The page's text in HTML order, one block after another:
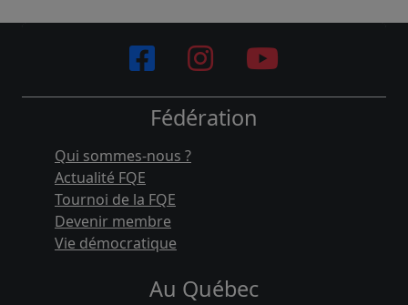
Fédération
Qui sommes-nous ?
Actualité FQE
Tournoi de la FQE
Devenir membre
Vie démocratique
Au Québec